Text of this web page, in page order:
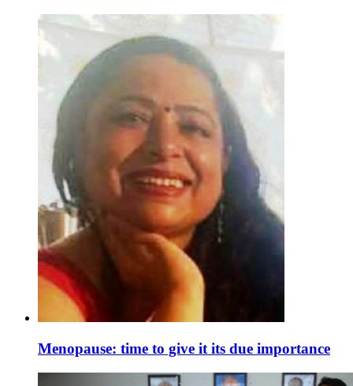
Menopause: time to give it its due importance